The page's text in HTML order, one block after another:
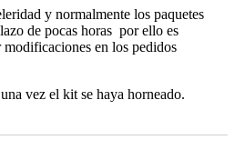
y normalmente los paquetes
de pocas horas por ello es
en los pedidos
vez el kit se haya horneado.